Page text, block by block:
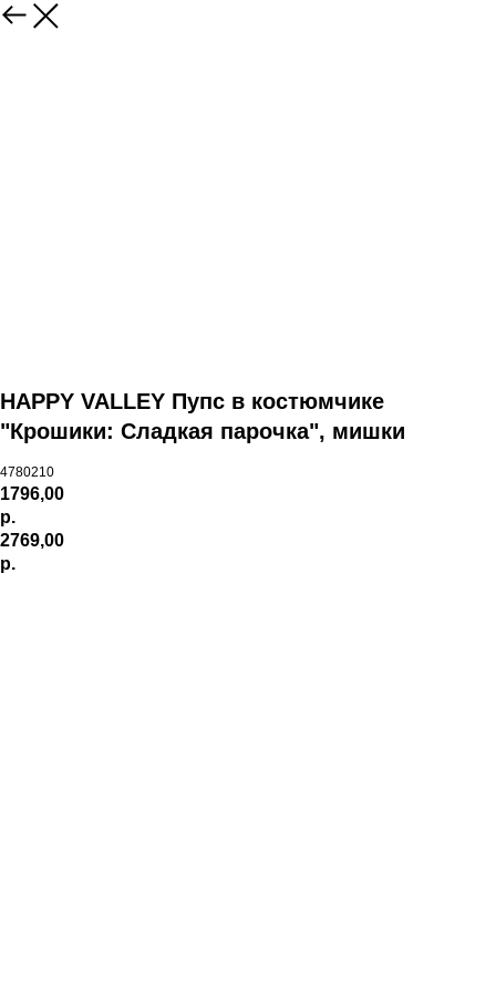
HAPPY VALLEY Пупс в костюмчике
"Крошики: Сладкая парочка", мишки
4780210
1796,00
р.
2769,00
р.